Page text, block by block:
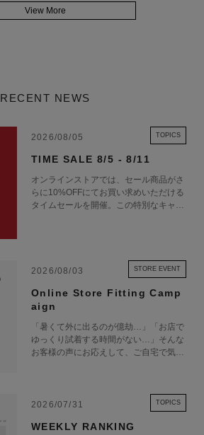
View More
RECENT NEWS
2026/08/05 TOPICS
TIME SALE 8/5 - 8/11
オンラインストアでは、セール商品がさ
らに10%OFFにてお買い求めいただける
タイムセールを開催。この特別なキャン
2026/08/03 STORE EVENT
Online Store Fitting Camp
aign
「暑くて外に出るのが億劫…」「お店で
ゆっくり試着する時間がない…」そんな
お客様の声にお応えして、ご自宅で気軽
料に！気になる商品をまとめて取り寄せ
得いくまでじっくりお試しいただけま
2026/07/31 TOPICS
WEEKLY RANKING